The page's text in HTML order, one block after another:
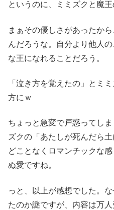
というのに、ミミズクと魔王
まぁその優しさがあったか
んだろうな。自分より他人
な王になれることだろう。
「泣き方を覚えたの」とミ
方にｗ
ちょっと急変で戸惑ってし
ズクの「あたしが死んだら
どことなくロマンチックな
ぬ愛ですね。
っと、以上が感想でした。
たのか謎ですが、内容は万